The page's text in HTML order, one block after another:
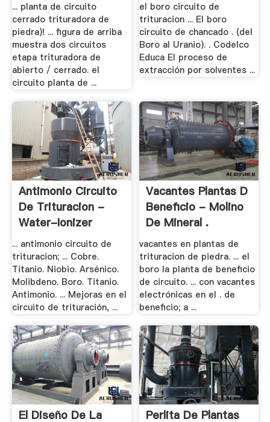
... planta de circuito
cerrado trituradora de
piedra)! ... figura de arriba
muestra dos circuitos
etapa trituradora de
abierto / cerrado. el
circuito planta de ...
el boro circuito de
trituracion ... El boro
circuito de chancado . (del
Boro al Uranio). . Codelco
Educa El proceso de
extracción por solventes ...
Antimonio Circuito
De Trituracion -
Water-Ionizer
... antimonio circuito de
trituracion; ... Cobre.
Titanio. Niobio. Arsénico.
Molibdeno. Boro. Titanio.
Antimonio. ... Mejoras en el
circuito de trituración, ...
Vacantes Plantas D
Beneficio - Molino
De Mineral .
vacantes en plantas de
trituracion de piedra. ... el
boro la planta de beneficio
de circuito. ... con vacantes
electrónicas en el . de
beneficio; a ...
El Diseño De La
Perlita De Plantas